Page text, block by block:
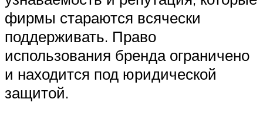
фирмы стараются всячески
поддерживать. Право
использования бренда ограничено
и находится под юридической
защитой.